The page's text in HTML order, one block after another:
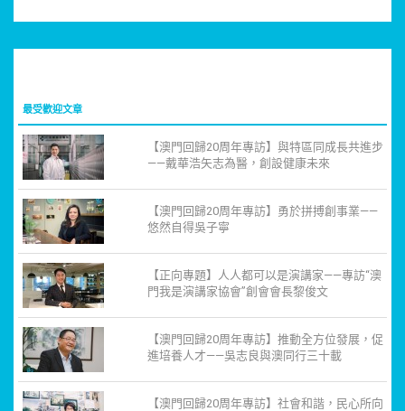
最受歡迎文章
【澳門回歸20周年專訪】與特區同成長共進步
——戴華浩矢志為醫，創設健康未來
【澳門回歸20周年專訪】勇於拼搏創事業——
悠然自得吳子寧
【正向專題】人人都可以是演講家——專訪“澳
門我是演講家協會”創會會長黎俊文
【澳門回歸20周年專訪】推動全方位發展，促
進培養人才——吳志良與澳同行三十載
【澳門回歸20周年專訪】社會和諧，民心所向